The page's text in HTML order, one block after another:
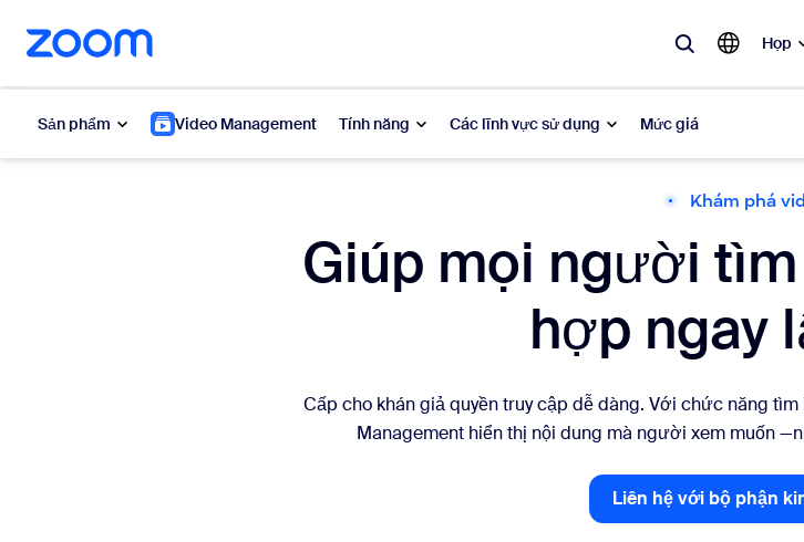
đến nội dung chính
trò chuyện trợ giúp
Sản phẩm Video Management Tính năng Các lĩnh vực sử dụng Mức giá
Họp
Những gì đang được ưa chuộng, đang thịnh hành
My Notes
Phone
Khám phá
Giúp mọi người
hợp ngay
Cấp cho khán giả quyền truy cập dễ dàng. Với chức năng
Management hiển thị nội dung mà người xem muốn
Liên hệ với bộ phận
Liên